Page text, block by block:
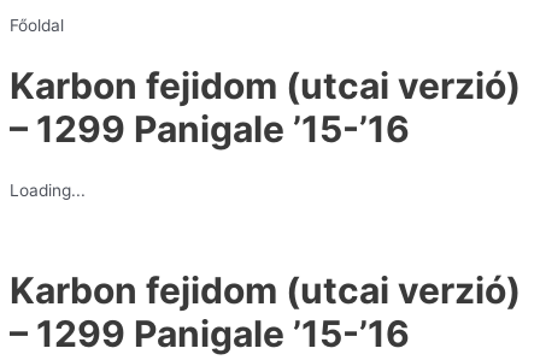
Főoldal
Karbon fejidom (utcai verzió)
– 1299 Panigale ’15-’16
Loading...
Karbon fejidom (utcai verzió)
– 1299 Panigale ’15-’16